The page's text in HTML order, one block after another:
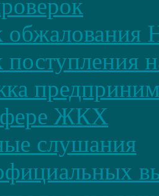
ЖКХ
слушания